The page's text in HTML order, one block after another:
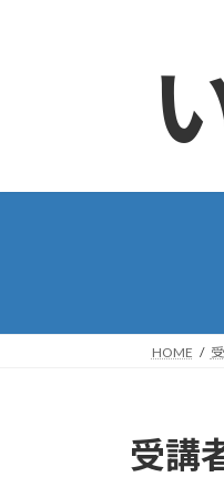
キ
に
HOME
受講